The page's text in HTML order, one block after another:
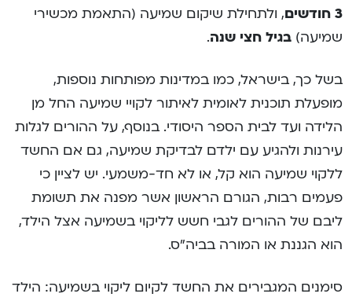
3 חודשים
, ולתחילת שיקום שמיעה (התאמת מכשירי
שמיעה) בגיל חצי שנה.
בשל כך, בישראל, כמו במדינות מפותחות נוספות,
מופעלת תוכנית לאומית לאיתור לקויי שמיעה החל מן
הלידה ועד לבית הספר היסודי. בנוסף, על ההורים לגלות
עירנות ולהגיע עם ילדם לבדיקת שמיעה, גם אם החשד
ללקוי שמיעה הוא קל, או לא חד-משמעי. יש לציין כי
פעמים רבות, הגורם הראשון אשר מפנה את תשומת
ליבם של ההורים לגבי חשש לליקוי בשמיעה אצל הילד,
הוא הגננת או המורה בביה”ס.
סימנים המגבירים את החשד לקיום ליקוי בשמיעה: הילד